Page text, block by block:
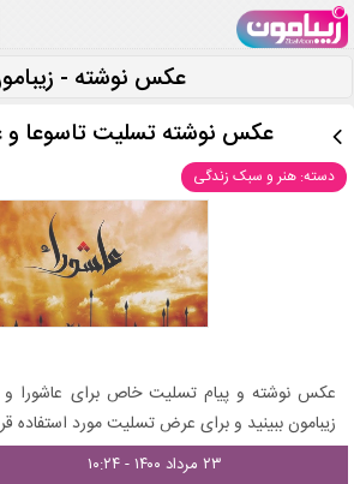
عکس نوشته -
عکس نوشته تسلیت تاسوعا و
دسته: هنر و سبک زندگی
عکس نوشته و پیام تسلیت خاص برای عاشورا و
زیبامون ببینید و برای عرض تسلیت مورد استفاده
۲۳ مرداد ۱۴۰۰ - ۱۰:۲۴